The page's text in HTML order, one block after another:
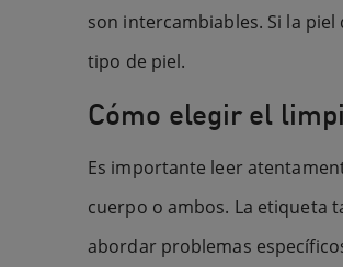
son intercambiables. Si la
tipo de piel.
Cómo elegir el
Es importante leer
cuerpo o ambos. La etiqueta
abordar problemas